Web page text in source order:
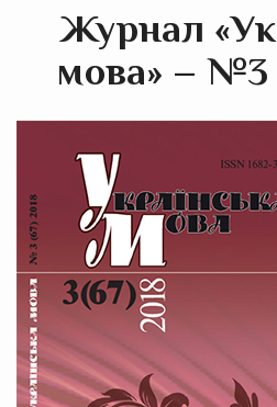
Журнал
мова» – №3